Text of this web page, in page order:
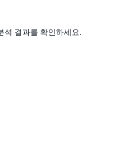
석 결과를 확인하세요.